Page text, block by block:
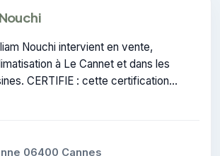
Nouchi intervient en vente,
à Le Cannet et dans les
CERTIFIE : cette certification
faire de l'entreprise.
06400 Cannes